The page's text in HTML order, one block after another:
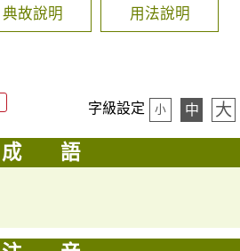
典故說明 用法說明
字級設定 小 中 大
成 語